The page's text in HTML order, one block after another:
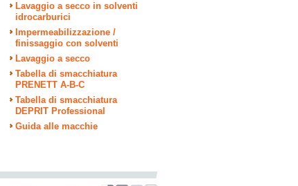
Lavaggio a secco in solventi
idrocarburici
Impermeabilizzazione /
finissaggio con solventi
Lavaggio a secco
Tabella di smacchiatura
PRENETT A-B-C
Tabella di smacchiatura
DEPRIT Professional
Guida alle macchie